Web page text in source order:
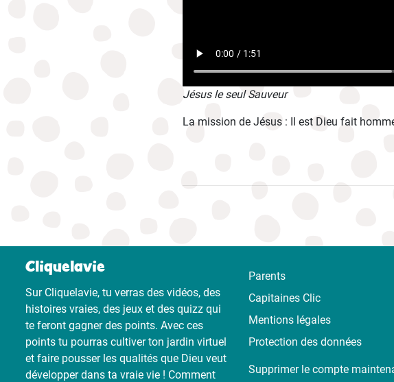
Jésus le seul Sauveur
La mission de Jésus : Il est Dieu fait
Cliquelavie
Sur Cliquelavie, tu verras des vidéos, des
histoires vraies, des jeux et des quizz qui
te feront gagner des points. Avec ces
points tu pourras cultiver ton jardin virtuel
et faire pousser les qualités que Dieu veut
développer dans ta vraie vie ! Comment
Parents
Capitaines Clic
Mentions légales
Protection des données
Supprimer le compte